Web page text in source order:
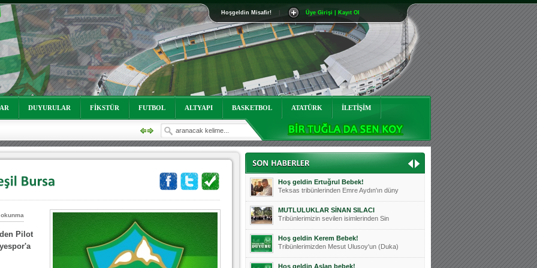
Hoşgeldin Misafir! Üye Girişi | Kayıt Ol
DUYURULAR FİKSTÜR FUTBOL ALTYAPI BASKETBOL ATATÜRK İLETİŞİM
Pilot
Mutluluklar Ceyhun Tetik
Teksas tribünlerinin sevilen isimlerinde
Bursasporumuzun önü açılsın is
Teksaslı Bursasporlular Derneği Başkanı
Hoş geldin Alaz Bebek!
Teksas.org sistem yöneticisi, ekibimizin
Hoş geldin Göktuğ Bebek!
Teksas.org ekibimizden ve tribünlerimizi
Hoş geldin Kadir Kağan Bebek!
Teksas tribünlerinden Basri İleri'nin dü
Hoş geldin Ertuğrul Bebek!
Teksas tribünlerinden Emre Aydın'ın düny
MUTLULUKLAR SİNAN SILACI
Tribünlerimizin sevilen isimlerinden Sin
Hoş geldin Kerem Bebek!
Tribünlerimizden Mesut Ulusoy'un (Duka)
Hoş geldin Aslan bebek!